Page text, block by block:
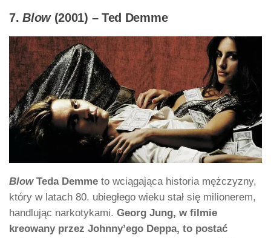
7.Blow(2001) – Ted Demme
BlowTeda Demme to wciągająca historia mężczyzny,
który w latach 80. ubiegłego wieku stał się milionerem,
handlując narkotykami. Georg Jung, w filmie
kreowany przez Johnny’ego Deppa, to postać